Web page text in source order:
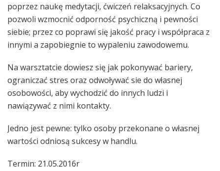
poprzez naukę medytacji, ćwiczeń relaksacyjnych. Co
pozwoli wzmocnić odporność psychiczną i pewności
siebie; przez co poprawi się jakość pracy i współpraca z
innymi a zapobiegnie to wypaleniu zawodowemu.
Na warsztatcie dowiesz się jak pokonywać bariery,
ograniczać stres oraz odwoływać sie do własnej
osobowości, aby wychodzić do innych ludzi i
nawiązywać z nimi kontakty.
Jedno jest pewne: tylko osoby przekonane o własnej
wartości odniosą sukcesy w handlu.
Termin: 21.05.2016r